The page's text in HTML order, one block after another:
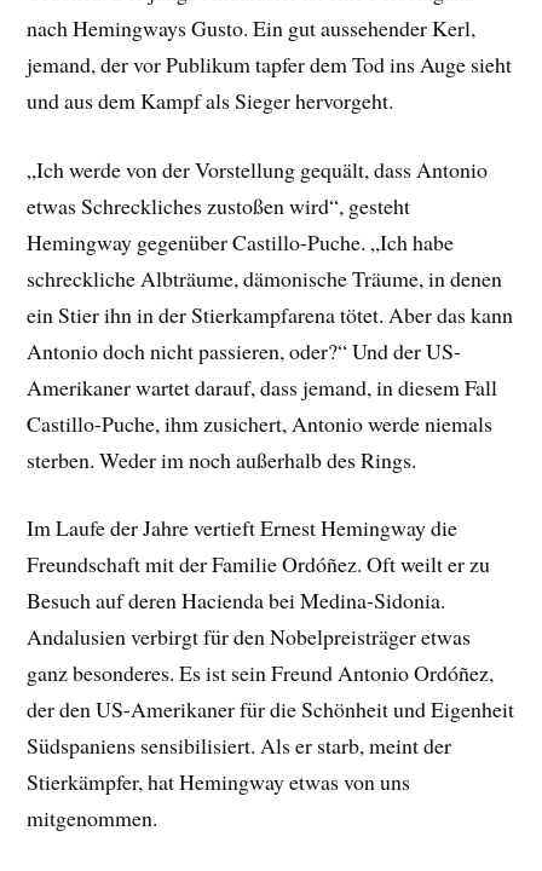
nach Hemingways Gusto. Ein gut aussehender Kerl,
jemand, der vor Publikum tapfer dem Tod ins Auge sieht
und aus dem Kampf als Sieger hervorgeht.
„Ich werde von der Vorstellung gequält, dass Antonio
etwas Schreckliches zustoßen wird“, gesteht
Hemingway gegenüber Castillo-Puche. „Ich habe
schreckliche Albträume, dämonische Träume, in denen
ein Stier ihn in der Stierkampfarena tötet. Aber das kann
Antonio doch nicht passieren, oder?“ Und der US-
Amerikaner wartet darauf, dass jemand, in diesem Fall
Castillo-Puche, ihm zusichert, Antonio werde niemals
sterben. Weder im noch außerhalb des Rings.
Im Laufe der Jahre vertieft Ernest Hemingway die
Freundschaft mit der Familie Ordóñez. Oft weilt er zu
Besuch auf deren Hacienda bei Medina-Sidonia.
Andalusien verbirgt für den Nobelpreisträger etwas
ganz besonderes. Es ist sein Freund Antonio Ordóñez,
der den US-Amerikaner für die Schönheit und Eigenheit
Südspaniens sensibilisiert. Als er starb, meint der
Stierkämpfer, hat Hemingway etwas von uns
mitgenommen.